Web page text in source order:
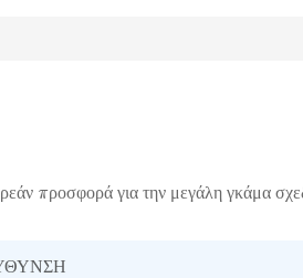
προσφορά για την μεγάλη γκάμα